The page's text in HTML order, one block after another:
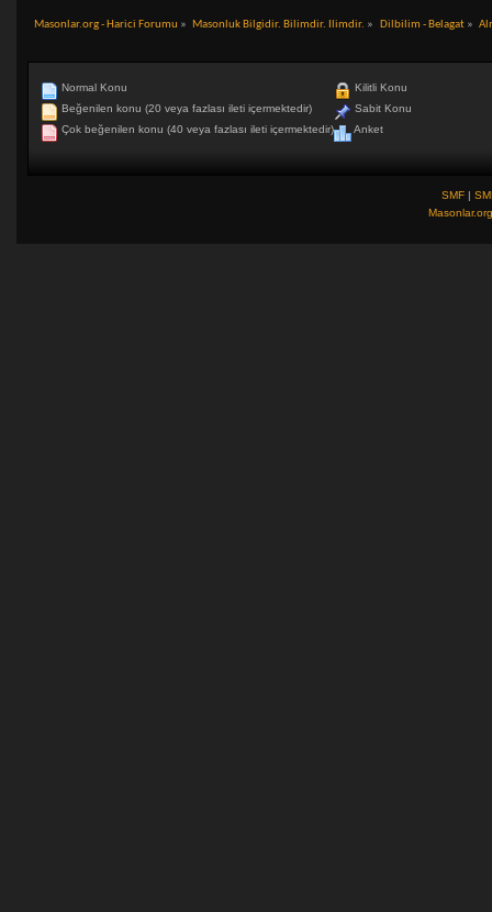
Masonlar.org - Harici Forumu » Masonluk Bilgidir. Bilimdir. Ilimdir. » Dilbilim - Belagat»
Normal Konu
Beğenilen konu (20 veya fazlası ileti içermektedir)
Çok beğenilen konu (40 veya fazlası ileti içermektedir)
Kilitli Konu
Sabit Konu
Anket
SMF |
Masonlar.org